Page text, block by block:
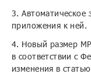
3.
приложения к ней.
4. Новый размер
в соответствии с
изменения в